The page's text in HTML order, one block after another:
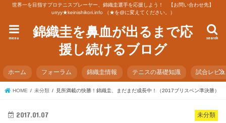
世界一を目指すプロテニスプレーヤー、錦織圭選手を応援しよう！ 【お問い合わせ先】
urryy★keinishikori.info （★を@に変えてください。）
錦織圭を鼻血が出るまで応
援し続けるブログ
search
menu
ホーム フォーラム 錦織圭情報 テニスの基礎知識 試合レビ
HOME 未分類 見所満載の快勝！錦織圭、まだまだ成長中！（2017ブリスベン準決勝）
未分類
2017.01.07